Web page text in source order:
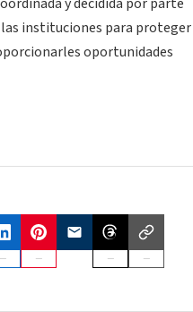
las instituciones para proteger
oportunidades